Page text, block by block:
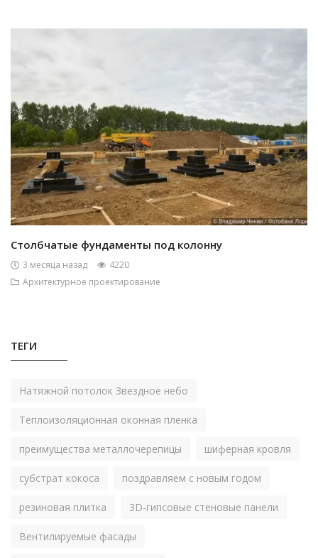
Столбчатые фундаменты под колонну
3 месяца назад
4220
Архитектурное проектирование
ТЕГИ
Натяжной потолок Звездное небо
Теплоизоляционная оконная пленка
преимущества металлочерепицы шиферная кровля
субстрат кокоса поздравляем с новым годом
резиновая плитка 3D-гипсовые стеновые панели
Вентилируемые фасады